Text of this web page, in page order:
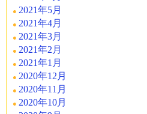
2021年5月
2021年4月
2021年3月
2021年2月
2021年1月
2020年12月
2020年11月
2020年10月